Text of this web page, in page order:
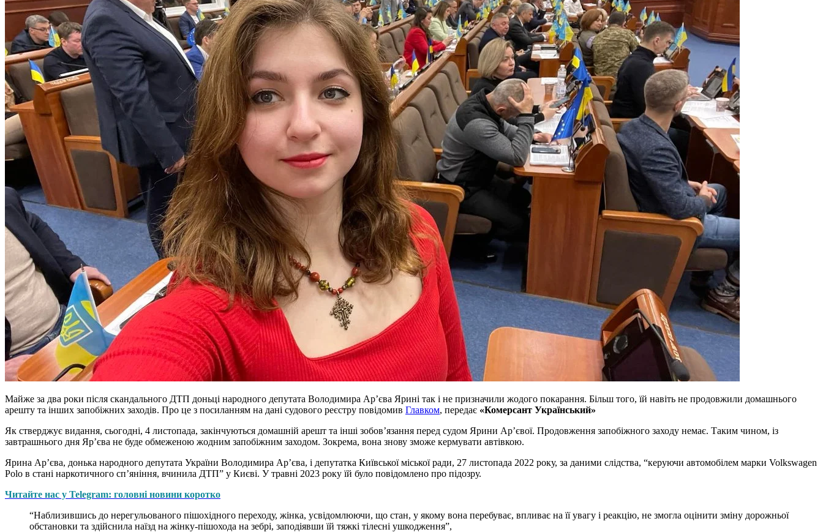
Майже за два роки після скандального ДТП доньці народного депутата Володимира Ар’єва Ярині так і не призначили жодого покарання. Більш того, їй навіть не продовжили домашнього
арешту та інших запобіжних заходів. Про це з посиланням на дані судового реєстру повідомив Главком, передає «Комерсант Український»
Як стверджує видання, сьогодні, 4 листопада, закінчуються домашній арешт та інші зобов’язання перед судом Ярини Ар’євої. Продовження запобіжного заходу немає. Таким чином, із
завтрашнього дня Яр’єва не буде обмеженою жодним запобіжним заходом. Зокрема, вона знову зможе кермувати автівкою.
Ярина Ар’єва, донька народного депутата України Володимира Ар’єва, і депутатка Київської міської ради, 27 листопада 2022 року, за даними слідства, “керуючи автомобілем марки Volkswagen
Polo в стані наркотичного сп’яніння, вчинила ДТП” у Києві. У травні 2023 року їй було повідомлено про підозру.
Читайте нас у Telegram: головні новини коротко
“Наблизившись до нерегульованого пішохідного переходу, жінка, усвідомлюючи, що стан, у якому вона перебуває, впливає на її увагу і реакцію, не змогла оцінити зміну дорожньої
обстановки та здійснила наїзд на жінку-пішохода на зебрі, заподіявши їй тяжкі тілесні ушкодження”,